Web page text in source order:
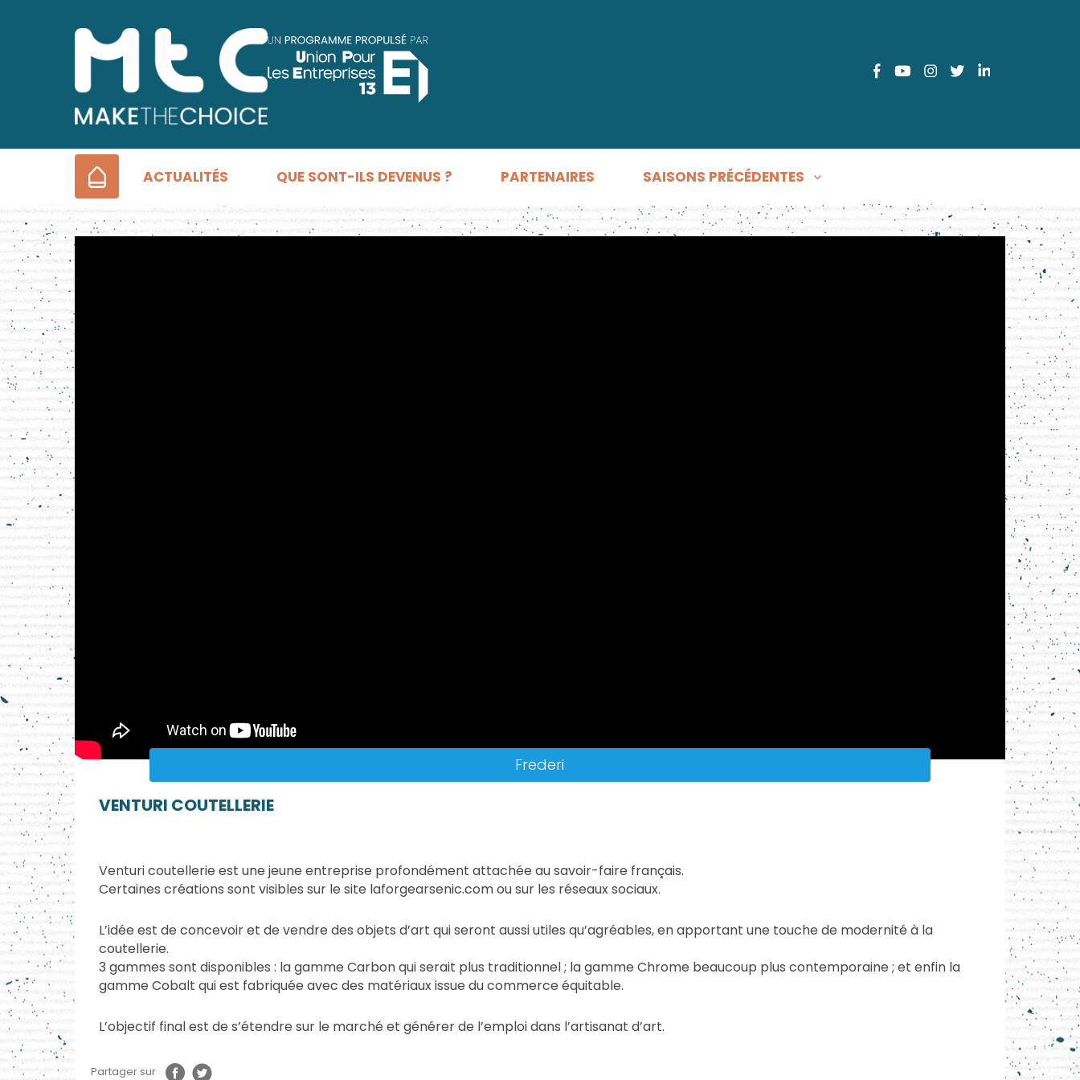
FACEBOOKYOUTUBEINSTAGRAM
TWITTER
ACCUEILACTUALITÉS QUE SONT-ILS DEVENUS ? PARTENAIRES SAISONS PRÉCÉDENTES
Frederi
VENTURI COUTELLERIE
Venturi coutellerie est une jeune entreprise profondément attachée au savoir-faire français.
Certaines créations sont visibles sur le site laforgearsenic.com ou sur les réseaux sociaux.
L’idée est de concevoir et de vendre des objets d’art qui seront aussi utiles qu’agréables, en apportant une touche de modernité à la
coutellerie.
3 gammes sont disponibles : la gamme Carbon qui serait plus traditionnel ; la gamme Chrome beaucoup plus contemporaine ; et enfin la
gamme Cobalt qui est fabriquée avec des matériaux issue du commerce équitable.
L’objectif final est de s’étendre sur le marché et générer de l’emploi dans l’artisanat d’art.
Partager sur